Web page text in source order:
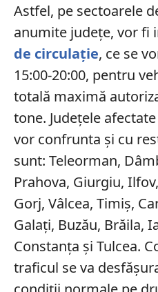
Astfel, pe sectoarele
anumite județe, vor fi
de circulație, ce se
15:00-20:00, pentru
totală maximă
tone. Județele
vor confrunta și cu
sunt: Teleorman,
Prahova, Giurgiu,
Gorj, Vâlcea, Timiş,
Galaţi, Buzău, Brăila,
Constanţa şi Tulcea.
traficul se va